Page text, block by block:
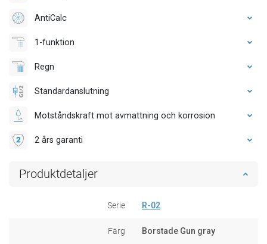
AntiCalc
1-funktion
Regn
Standardanslutning
Motståndskraft mot avmattning och korrosion
2 års garanti
Produktdetaljer
Serie R-02
Färg Borstade Gun gray